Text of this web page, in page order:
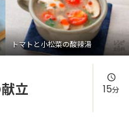
トマトと小松菜の酸辣湯
立 15分